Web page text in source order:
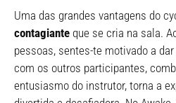
Uma das grandes vantagens do
contagiante que se cria na sala.
pessoas, sentes-te motivado a
com os outros participantes,
entusiasmo do instrutor, torna a